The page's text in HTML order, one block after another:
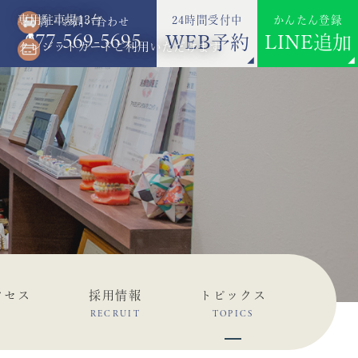
ご予約・お問い合わせ
077-569-5695
24時間受付中
WEB予約
かんたん登録
LINE追加
専用駐車場13台
クレジットカードご利用いただけます
ス 採用情報
RECRUIT
トピックス
TOPICS